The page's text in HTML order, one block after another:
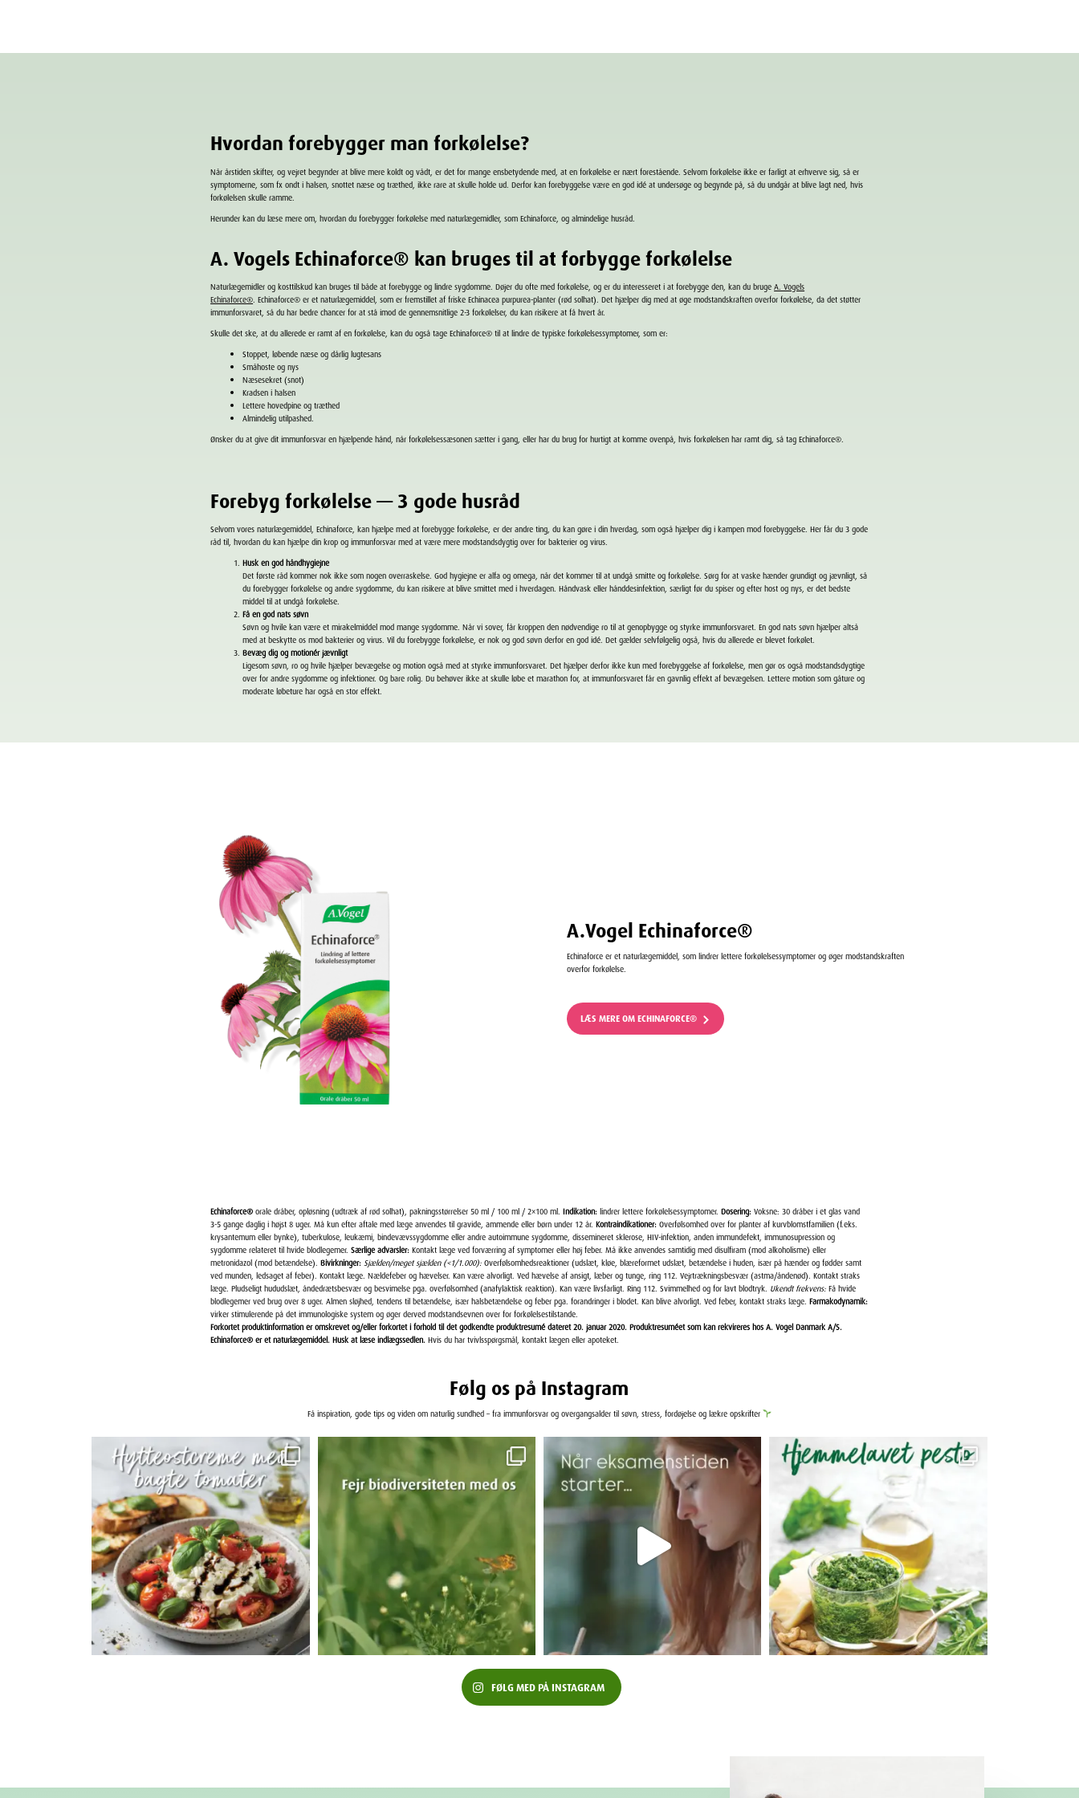
Hvordan forebygger man forkølelse?
Når årstiden skifter, og vejret begynder at blive mere koldt og vådt, er det for mange ensbetydende med, at en forkølelse er nært forestående.Selvom forkølelse ikke er farligt at erhverve sig, så er
symptomerne, som fx ondt i halsen, snottet næse og træthed, ikke rare at skulle holde ud.Derfor kan forebyggelse være en god idé at undersøge og begynde på, så du undgår at blive lagt ned, hvis
forkølelsen skulle ramme.
Herunder kan du læse mere om, hvordan du forebygger forkølelse med naturlægemidler, som Echinaforce, og almindelige husråd.
A. Vogels Echinaforce® kan bruges til at forbygge forkølelse
Naturlægemidler og kosttilskud kan bruges til både at forebygge og lindre sygdomme. Døjer du ofte med forkølelse, og er du interesseret i at forebygge den, kan du brugeA. Vogels
Echinaforce® .Echinaforce®er et naturlægemiddel, som erfremstillet af friske Echinacea purpurea-planter (rød solhat). Det hjælper dig med at øge modstandskraften overfor forkølelse, da det støtter
immunforsvaret, så du har bedre chancer for at stå imod de gennemsnitlige 2-3 forkølelser, du kan risikere at få hvert år.
Skulle det ske, at du allerede er ramt af en forkølelse, kan du også tage Echinaforce®til at lindre de typiske forkølelsessymptomer, som er:
Stoppet, løbende næse og dårlig lugtesans
Småhoste og nys
Næsesekret (snot)
Kradsen i halsen
Lettere hovedpine og træthed
Almindelig utilpashed.
Ønsker du at give dit immunforsvar en hjælpende hånd, når forkølelsessæsonen sætter i gang, eller har du brug for hurtigt at komme ovenpå, hvis forkølelsen har ramt dig, så tag Echinaforce®
Forebyg forkølelse — 3 gode husråd
Selvom vores naturlægemiddel, Echinaforce, kan hjælpe med at forebygge forkølelse, er der andre ting, du kan gøre i din hverdag, som også hjælper dig i kampen mod forebyggelse.Her får du 3 gode
råd til, hvordan du kan hjælpe din krop og immunforsvar med at være mere modstandsdygtig over for bakterier og virus.
Husk en god håndhygiejne
Det første råd kommer nok ikke som nogen overraskelse. God hygiejne er alfa og omega, når det kommer til at undgå smitte og forkølelse.Sørg for at vaske hænder grundigt og jævnligt, så
du forebygger forkølelse og andre sygdomme, du kan risikere at blive smittet med i hverdagen. Håndvask eller hånddesinfektion, særligt før du spiser og efter host og nys, er det bedste
middel til at undgå forkølelse.
Få en god nats søvn
Søvn og hvile kan være et mirakelmiddel mod mange sygdomme. Når vi sover, får kroppen den nødvendige ro til at genopbygge og styrke immunforsvaret. En god nats søvn hjælper altså
med at beskytte os mod bakterier og virus.Vil du forebygge forkølelse, er nok og god søvn derfor en god idé. Det gælder selvfølgelig også, hvis du allerede er blevet forkølet.
Bevæg dig og motionér jævnligt
Ligesom søvn, ro og hvile hjælper bevægelse og motion også med at styrke immunforsvaret. Det hjælper derfor ikke kun med forebyggelse af forkølelse, men gør os også modstandsdygtige
over for andre sygdomme og infektioner.Og bare rolig. Du behøver ikke at skulle løbe et marathon for, at immunforsvaret får en gavnlig effekt af bevægelsen. Lettere motion som gåture og
moderate løbeture har også en stor effekt.
A.Vogel Echinaforce®
Echinaforce er et naturlægemiddel, som lindrer lettere forkølelsessymptomer og øger modstandskraften
overfor forkølelse.
LÆS MERE OM ECHINAFORCE®
Echinaforce®orale dråber, opløsning (udtræk af rød solhat), pakningsstørrelser 50 ml / 100 ml / 2×100 ml.Indikation:lindrer lettere forkølelsessymptomer.Dosering:Voksne: 30 dråber i et glas vand
3-5 gange daglig i højst 8 uger. Må kun efter aftale med læge anvendes til gravide, ammende eller børn under 12 år.Kontraindikationer:Overfølsomhed over for planter af kurvblomstfamilien (f.eks.
krysantemum eller bynke), tuberkulose, leukæmi, bindevævssygdomme eller andre autoimmune sygdomme, dissemineret sklerose, HIV-infektion, anden immundefekt, immunosupression og
sygdomme relateret til hvide blodlegemer.Særlige advarsler:Kontakt læge ved forværring af symptomer eller høj feber. Må ikke anvendes samtidig med disulfiram (mod alkoholisme) eller
metronidazol (mod betændelse).Bivirkninger: Sjælden/meget sjælden (<1/1.000): Overfølsomhedsreaktioner (udslæt, kløe, blæreformet udslæt, betændelse i huden, især på hænder og fødder samt
ved munden, ledsaget af feber). Kontakt læge. Nældefeber og hævelser. Kan være alvor­ligt. Ved hævelse af ansigt, læber og tunge, ring 112. Vejrtrækningsbesvær (astma/åndenød). Kontakt straks
læge. Pludseligt hududslæt, åndedrætsbesvær og besvimelse pga. overfølsomhed (anafylaktisk reaktion). Kan være livsfarligt. Ring 112. Svimmelhed og for lavt blodtryk. Ukendt frekvens: Få hvide
blodlegemer ved brug over 8 uger. Almen sløjhed, tendens til betændelse, især halsbetændelse og feber pga. forandrin­ger i blodet. Kan blive alvorligt. Ved feber, kontakt straks læge. Farmakodynamik:
virker stimulerende på det immunologiske system og øger derved modstandsevnen over for forkølelsestilstande.
Forkortet produktinformation er omskrevet og/eller forkortet i forhold til det godkendte produktresumé dateret 20. januar 2020. Produktresuméet som kan rekvireres hos A. Vogel Danmark A/S.
Echinaforce® er et naturlægemiddel. Husk at læse indlægssedlen.Hvis du har tvivlsspørgsmål, kontakt lægen eller apoteket.
Følg os på Instagram
Få inspiration, gode tips og viden om naturlig sundhed – fra immunforsvar og overgangsalder til søvn, stress, fordøjelse og lækre opskrifter
FØLG MED PÅ INSTAGRAM